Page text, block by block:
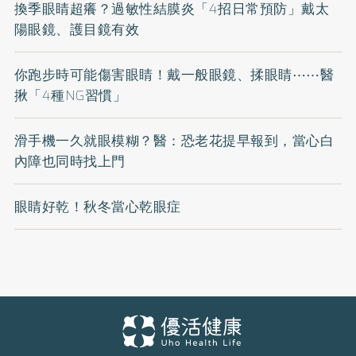
換季眼睛超癢？過敏性結膜炎「4招日常預防」戴太
陽眼鏡、護目鏡有效
你跑步時可能傷害眼睛！戴一般眼鏡、揉眼睛⋯⋯醫
揪「4種NG習慣」
滑手機一久就眼模糊？醫：恐老花提早報到，當心白
內障也同時找上門
眼睛好乾！秋冬當心乾眼症